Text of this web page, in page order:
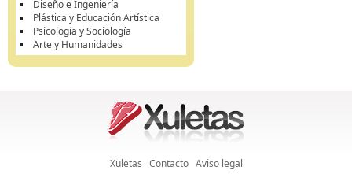
Diseño e Ingeniería
Plástica y Educación Artística
Psicología y Sociología
Arte y Humanidades
Xuletas Contacto Aviso legal